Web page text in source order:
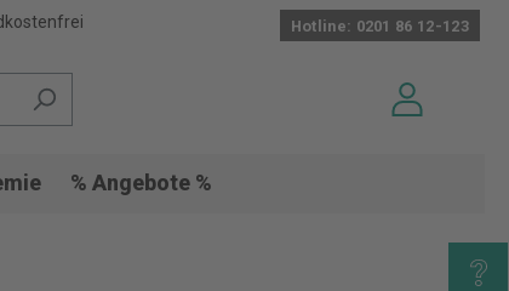
Hotline: 0201 86 12-123
% Angebote %